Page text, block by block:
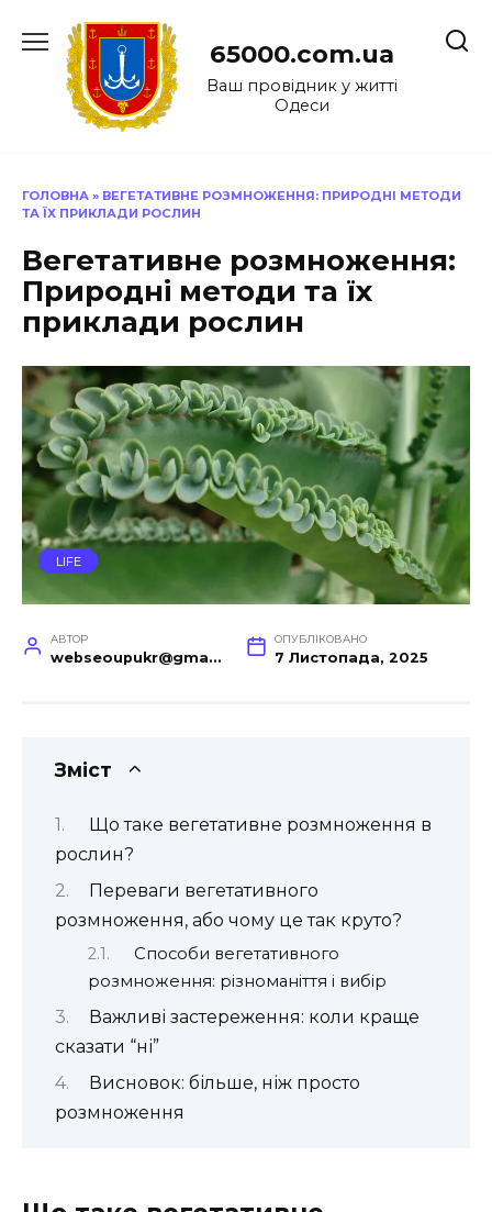
до
65000.com.ua
Ваш провідник у житті
Одеси
ГОЛОВНА » ВЕГЕТАТИВНЕ РОЗМНОЖЕННЯ: ПРИРОДНІ МЕТОДИ
ТА ЇХ ПРИКЛАДИ РОСЛИН
Вегетативне розмноження:
Природні методи та їх
приклади рослин
LIFE
АВТОР
webseoupukr@gmail.com
ОПУБЛІКОВАНО
7 Листопада, 2025
Зміст
Що таке вегетативне розмноження в
рослин?
Переваги вегетативного
розмноження, або чому це так круто?
Способи вегетативного
розмноження: різноманіття і вибір
Важливі застереження: коли краще
сказати “ні”
Висновок: більше, ніж просто
розмноження